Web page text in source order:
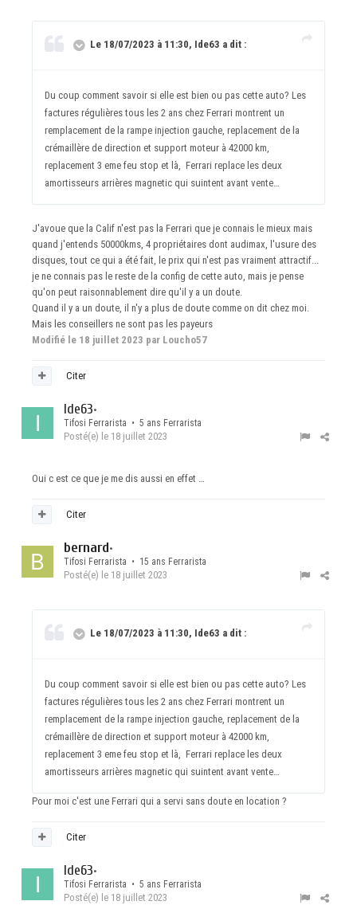
Le 18/07/2023 à 11:30, Ide63 a dit :
Du coup comment savoir si elle est bien ou pas cette auto? Les
factures régulières tous les 2 ans chez Ferrari montrent un
remplacement de la rampe injection gauche, replacement de la
crémaillère de direction et support moteur à 42000 km,
replacement 3 eme feu stop et là, Ferrari replace les deux
amortisseurs arrières magnetic qui suintent avant vente…
J'avoue que la Calif n'est pas la Ferrari que je connais le mieux mais
quand j'entends 50000kms, 4 propriétaires dont audimax, l'usure des
disques, tout ce qui a été fait, le prix qui n'est pas vraiment attractif...
je ne connais pas le reste de la config de cette auto, mais je pense
qu'on peut raisonnablement dire qu'il y a un doute.
Quand il y a un doute, il n'y a plus de doute comme on dit chez moi.
Mais les conseillers ne sont pas les payeurs
Modifié le 18 juillet 2023 par Loucho57
Citer
Ide63•
Tifosi Ferrarista • 5 ans Ferrarista
Posté(e) le 18 juillet 2023
Oui c est ce que je me dis aussi en effet …
Citer
bernard•
Tifosi Ferrarista • 15 ans Ferrarista
Posté(e) le 18 juillet 2023
Le 18/07/2023 à 11:30, Ide63 a dit :
Du coup comment savoir si elle est bien ou pas cette auto? Les
factures régulières tous les 2 ans chez Ferrari montrent un
remplacement de la rampe injection gauche, replacement de la
crémaillère de direction et support moteur à 42000 km,
replacement 3 eme feu stop et là, Ferrari replace les deux
amortisseurs arrières magnetic qui suintent avant vente…
Pour moi c'est une Ferrari qui a servi sans doute en location ?
Citer
Ide63•
Tifosi Ferrarista • 5 ans Ferrarista
Posté(e) le 18 juillet 2023